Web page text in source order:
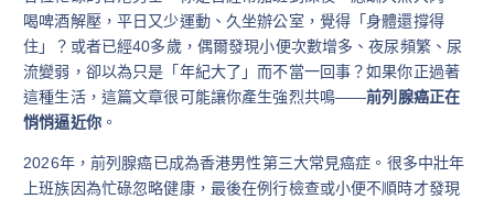
喝啤酒解壓，平日又少運動、久坐辦公室，覺得「身體還撐得
住」？或者已經40多歲，偶爾發現小便次數增多、夜尿頻繁、尿
流變弱，卻以為只是「年紀大了」而不當一回事？如果你正過著
這種生活，這篇文章很可能讓你產生強烈共鳴——前列腺癌正在
悄悄逼近你。
2026年，前列腺癌已成為香港男性第三大常見癌症。很多中壯年
上班族因為忙碌忽略健康，最後在例行檢查或小便不順時才發現